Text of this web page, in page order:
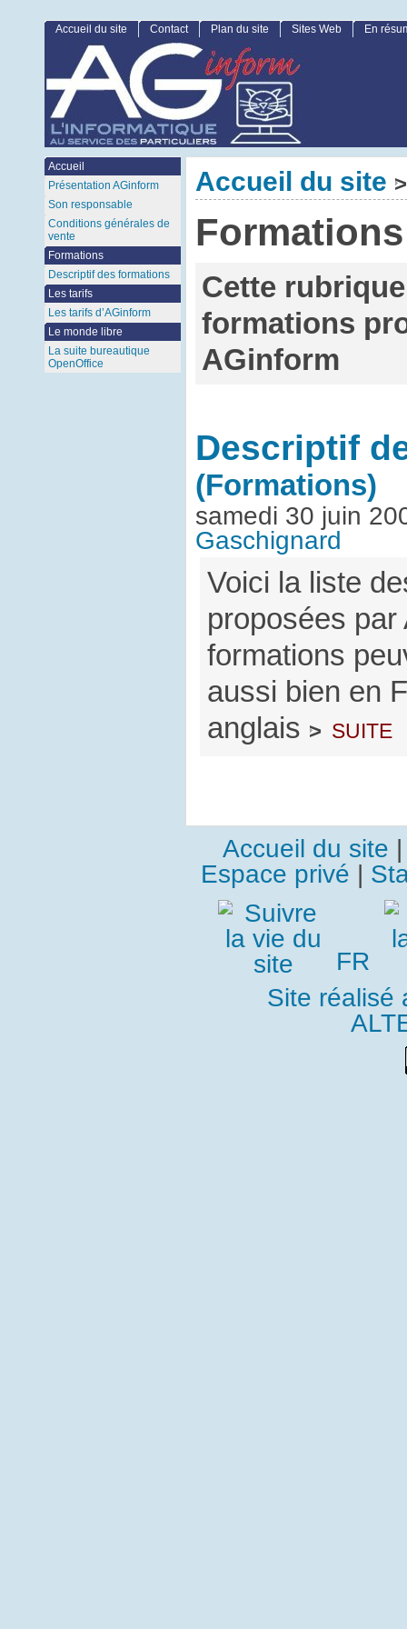
Accueil du site >
Formations
Cette
formations
AGinform
Descriptif
(Formations)
samedi 30 juin
Gaschignard
Voici la liste
proposées
formations
aussi bien en
anglais > suite
Accueil du site Contact Plan du site Sites Web En
Accueil
Présentation AGinform
Son responsable
Conditions générales de
vente
Formations
Descriptif des formations
Les tarifs
Les tarifs d’AGinform
Le monde libre
La suite bureautique
OpenOffice
Accueil du site
Espace privé |
FR
Site réalisé